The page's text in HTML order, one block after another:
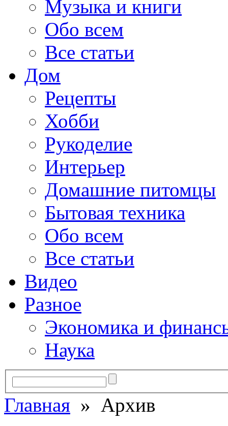
Музыка и книги
Обо всем
Все статьи
Дом
Рецепты
Хобби
Рукоделие
Интерьер
Домашние питомцы
Бытовая техника
Обо всем
Все статьи
Видео
Разное
Экономика и
Наука
Главная » Архив